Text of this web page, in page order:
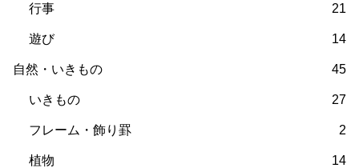
行事 21
遊び 14
自然・いきもの 45
いきもの 27
フレーム・飾り罫 2
植物 14